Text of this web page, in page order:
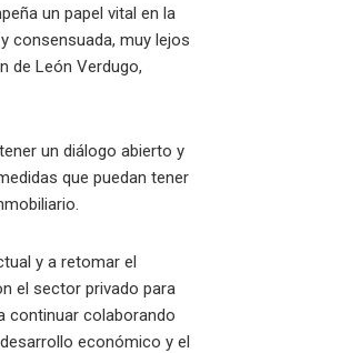
un papel vital en la
consensuada, muy lejos
de León Verdugo,
un diálogo abierto y
que puedan tener
y a retomar el
el sector privado para
continuar colaborando
económico y el